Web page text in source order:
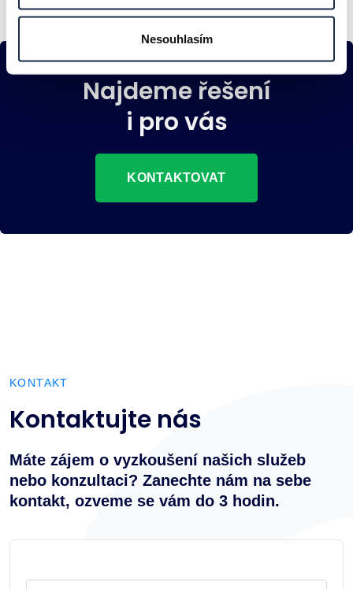
Nesouhlasím
Najdeme řešení
i pro vás
KONTAKTOVAT
KONTAKT
Kontaktujte nás
Máte zájem o vyzkoušení našich služeb
nebo konzultaci? Zanechte nám na sebe
kontakt, ozveme se vám do 3 hodin.